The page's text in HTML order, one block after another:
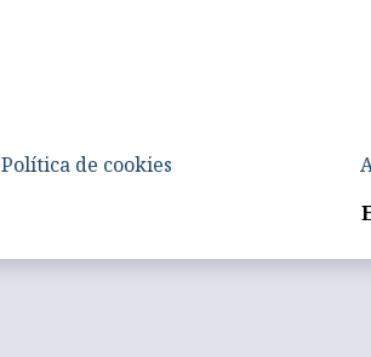
Política de cookies